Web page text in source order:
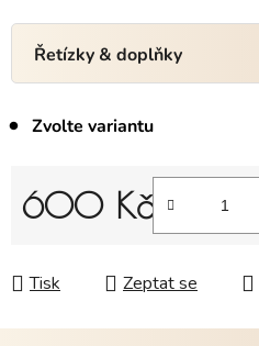
Řetízky & doplňky
Zvolte variantu
600 Kč
Tisk Zeptat se